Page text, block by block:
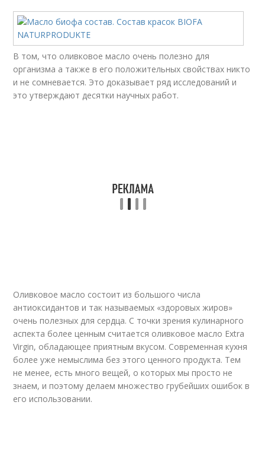
В том, что оливковое масло очень полезно для
организма а также в его положительных свойствах никто
и не сомневается. Это доказывает ряд исследований и
это утверждают десятки научных работ.
Оливковое масло состоит из большого числа
антиоксидантов и так называемых «здоровых жиров»
очень полезных для сердца. С точки зрения кулинарного
аспекта более ценным считается оливковое масло Extra
Virgin, обладающее приятным вкусом. Современная кухня
более уже немыслима без этого ценного продукта. Тем
не менее, есть много вещей, о которых мы просто не
знаем, и поэтому делаем множество грубейших ошибок в
его использовании.